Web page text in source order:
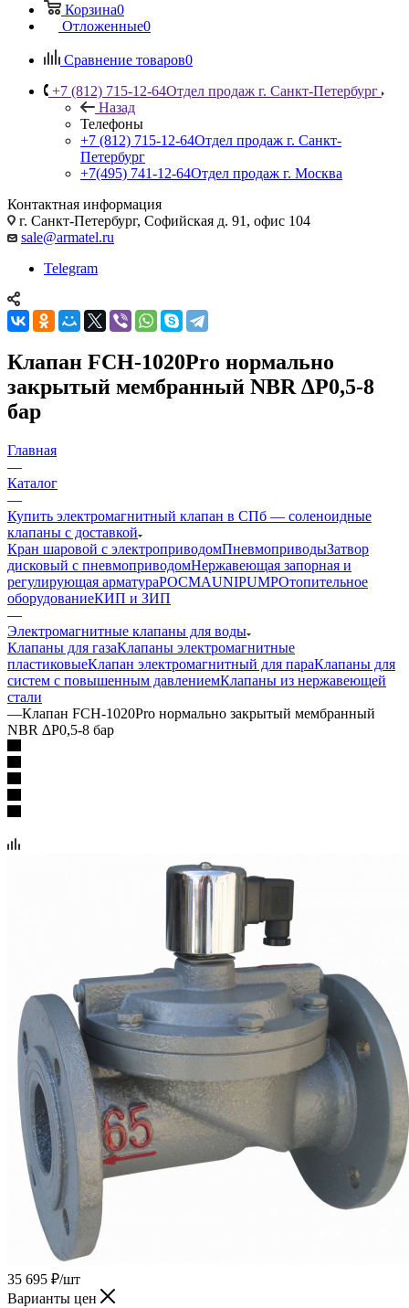
Корзина0
Отложенные0
Сравнение товаров0
+7 (812) 715-12-64Отдел продаж г. Санкт-Петербург
Назад
Телефоны
+7 (812) 715-12-64Отдел продаж г. Санкт-
Петербург
+7(495) 741-12-64Отдел продаж г. Москва
Контактная информация
г. Санкт-Петербург, Софийская д. 91, офис 104
sale@armatel.ru
Telegram
Клапан FCH-1020Pro нормально
закрытый мембранный NBR ∆P0,5-8
бар
Главная
—
Каталог
—
Купить электромагнитный клапан в СПб — соленоидные
клапаны с доставкой
Кран шаровой с электроприводомПневмоприводыЗатвор
дисковый с пневмоприводомНержавеющая запорная и
регулирующая арматураРОСМАUNIPUMPОтопительное
оборудованиеКИП и ЗИП
—
Электромагнитные клапаны для воды
Клапаны для газаКлапаны электромагнитные
пластиковыеКлапан электромагнитный для параКлапаны для
систем с повышенным давлениемКлапаны из нержавеющей
стали
—Клапан FCH-1020Pro нормально закрытый мембранный
NBR ∆P0,5-8 бар
35 695 ₽/шт
Варианты цен